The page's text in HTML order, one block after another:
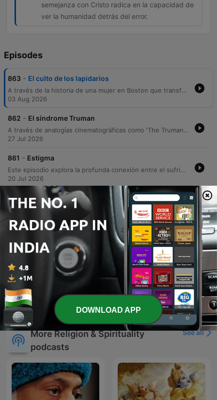
semejanza con Cristo radica en la capacidad de
ver la humanidad detrás del error.
Episodes
863 - El culto de los lapidarios
A través de la historia de una mujer en Boston que transformó un gasto perdido en una cena para personas sin hogar, este episodio reflexiona sobre las etiquetas sociales y la identidad cristiana. El narrador analiza el relato bíblico de la mujer sorprendida en adulterio para contrastar la cultura del juicio y el legalismo con la gracia transformadora de Jesús. Se explora la peligrosidad de los pecados del espíritu, como el orgullo y la crítica, que suelen ser invisibles para quien los comete. El mensaje final es un llamado a abandonar el 'culto a los lapidarios' para construir una comunidad que sea un refugio de acogida, capaz de ver la humanidad detrás del error sin recurrir a la condena.
03 Aug 2026
862 - El síndrome Truman
A través de analogías cinematográficas como 'The Truman Show' y figuras bíblicas como María y Job, este episodio explora la necesidad de rendir el ego para alcanzar la verdadera libertad espiritual. El orador analiza cómo la ilusión del control y la búsqueda de seguridad material impiden una relación auténtica con lo divino. Se profundiza en la diferencia entre una entrega condicional, que busca beneficios personales, y una entrega incondicional basada en la aceptación de lo incontrolable. El mensaje final insta a los oyentes a abandonar sus proyecciones personales para permitir que Dios tome el control, encontrando propósito en la renuncia al propio deseo.
27 Jul 2026
861 - Estigma
Este episodio explora la profunda conexión entre el sufrimiento extremo, la vulnerabilidad y la fe. A través de ejemplos como los mineros chilenos y relatos bíblicos, se argumenta que es en los momentos de mayor impotencia y pérdida del ego donde las personas alcanzan una verdadera intimidad espiritual y capacidad de sanación. El orador analiza la importancia de aceptar nuestras debilidades y estigmas, diferenciando entre el 'gemir' ante Dios como un acto de confianza y la queja destructiva. Finalmente, se propone que las cicatrices personales no son accidentes, sino herramientas diseñadas para permitir que la gracia divina fluya a través de nuestra propia imperfección.
20 Jul 2026
860 - Mi encuentro conmigo
A través de la analogía del orden físico y el examen espiritual, este episodio explora la importancia de realizar un inventario emocional honesto. El orador analiza cómo tendemos a evitar verdades incómodas mediante mecanismos como la disonancia cognitiva, el error de atribución fundamental y la creación de versiones idealizadas de nosotros mismos para evitar el dolor del autoexamen. Se profundiza en la diferencia entre la introspección negativa y una autoevaluación constructiva bajo la perspectiva de Dios. El mensaje final enfatiza que enfrentar los miedos y practicar la honestidad radical es esencial para el crecimiento espiritual, concluyendo con un llamado a la acción y una oración de confesión y purificación.
Trastorno de apego divino
Este episodio explora cómo el apego y la crianza en la infancia moldean nuestra estructura emocional y nuestra capacidad de vincularnos en la adultez, analizando cómo el rechazo puede generar mecanismos de supervivencia como la complacencia o la vergüenza. Se profundiza en cómo estas experiencias afectan la percepción de la divinidad, desarrollando un 'apego divino' que puede ser evitativo, ansioso o desorganizado. A través del encuentro bíblico entre Jesús y la mujer samaritana, se analiza la vulnerabilidad y la importancia de la verdad sin condena para transformar el dolor en testimonio. El episodio concluye con una reflexión sobre la importancia de la autenticidad y la humildad, instando a los creyentes a encontrar su verdadera identidad y sanidad en la fe.
Show more episodes
More Religion & Spirituality
podcasts
See all
DOWNLOAD APP